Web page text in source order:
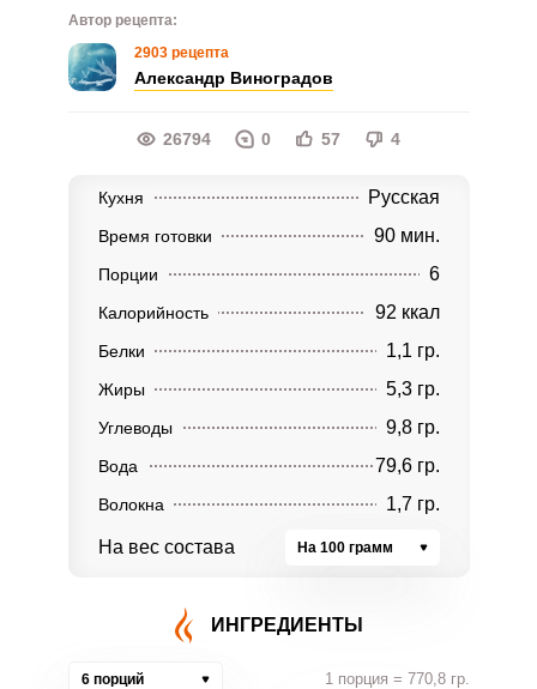
Автор рецепта:
2903 рецепта
Александр Виноградов
26794 0 57 4
Кухня Русская
Время готовки 90 мин.
Порции 6
Калорийность 92 ккал
Белки 1,1 гр.
Жиры 5,3 гр.
Углеводы 9,8 гр.
Вода 79,6 гр.
Волокна 1,7 гр.
На вес состава На 100 грамм
ИНГРЕДИЕНТЫ
6 порций 1 порция = 770,8 гр.